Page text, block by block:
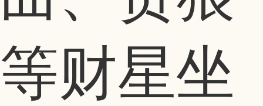
等财星坐